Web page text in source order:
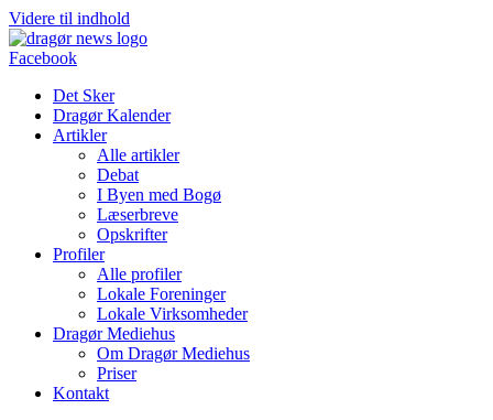
Videre til indhold
Facebook
Det Sker
Dragør Kalender
Artikler
Alle artikler
Debat
I Byen med Bogø
Læserbreve
Opskrifter
Profiler
Alle profiler
Lokale Foreninger
Lokale Virksomheder
Dragør Mediehus
Om Dragør Mediehus
Priser
Kontakt